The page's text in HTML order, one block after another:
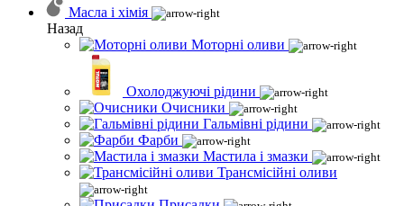
Масла і хімія
Назад
Моторні оливи
Охолоджуючі рідини
Очисники
Гальмівні рідини
Фарби
Мастила і змазки
Трансмісійні оливи